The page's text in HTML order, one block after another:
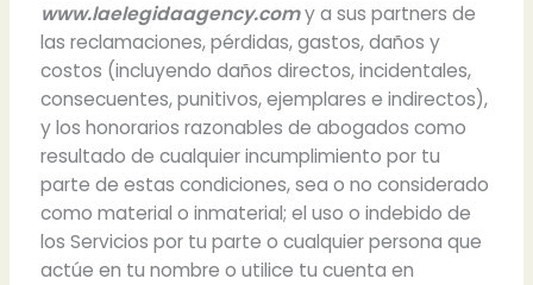
www.laelegidaagency.comy a sus partners de
las reclamaciones, pérdidas, gastos, daños y
costos (incluyendo daños directos, incidentales,
consecuentes, punitivos, ejemplares e indirectos),
y los honorarios razonables de abogados como
resultado de cualquier incumplimiento por tu
parte de estas condiciones, sea o no considerado
como material o inmaterial; el uso o indebido de
los Servicios por tu parte o cualquier persona que
actúe en tu nombre o utilice tu cuenta en